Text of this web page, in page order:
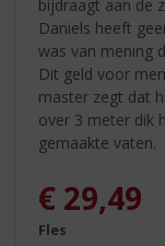
bijdraagt aan de
Daniels heeft
was van mening
Dit geld voor
master zegt dat
over 3 meter dik
gemaakte vaten.
€ 29,49
Fles